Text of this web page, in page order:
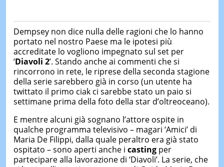
Dempsey non dice nulla delle ragioni che lo hanno
portato nel nostro Paese ma le ipotesi più
accreditate lo vogliono impegnato sul set per
‘Diavoli 2’. Stando anche ai commenti che si
rincorrono in rete, le riprese della seconda stagione
della serie sarebbero già in corso (un utente ha
twittato il primo ciak ci sarebbe stato un paio si
settimane prima della foto della star d’oltreoceano).
E mentre alcuni già sognano l’attore ospite in
qualche programma televisivo – magari ‘Amici’ di
Maria De Filippi, dalla quale peraltro era già stato
ospitato – sono aperti anche i casting per
partecipare alla lavorazione di ‘Diavoli’. La serie, che